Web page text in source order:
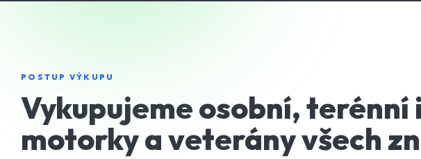
POSTUP VÝKUPU
Vykupujeme osobní, terénní
motorky a veterány všech